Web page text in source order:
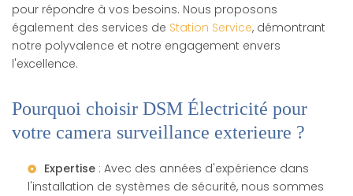
pour répondre à vos besoins. Nous proposons
également des services de Station Service, démontrant
notre polyvalence et notre engagement envers
l'excellence.
Pourquoi choisir DSM Électricité pour
votre camera surveillance exterieure ?
Expertise : Avec des années d'expérience dans
l'installation de systèmes de sécurité, nous sommes